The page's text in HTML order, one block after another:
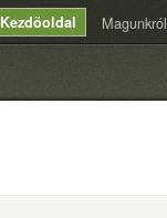
Kezdõoldal Magunkról